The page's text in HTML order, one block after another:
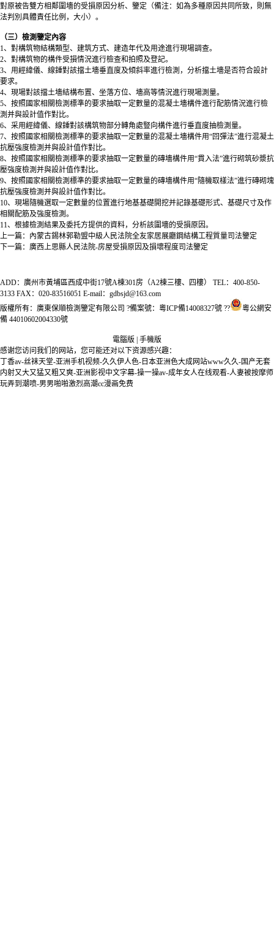
對原被告雙方相鄰圍墻的受損原因分析、鑒定（備注：如為多種原因共同所致，則無
法判別具體責任比例，大小）。
（三）檢測鑒定內容
1、對構筑物結構類型、建筑方式、建造年代及用途進行現場調查。
2、對構筑物的構件受損情況進行檢查和拍照及登記。
3、用經緯儀、線錘對該擋土墻垂直度及傾斜率進行檢測，分析擋土墻是否符合設計
要求。
4、現場對該擋土墻結構布置、坐落方位、墻高等情況進行現場測量。
5、按照國家相關檢測標準的要求抽取一定數量的混凝土墻構件進行配筋情況進行檢
測并與設計值作對比。
6、采用經緯儀、線錘對該構筑物部分轉角處豎向構件進行垂直度抽檢測量。
7、按照國家相關檢測標準的要求抽取一定數量的混凝土墻構件用“回彈法”進行混凝土
抗壓強度檢測并與設計值作對比。
8、按照國家相關檢測標準的要求抽取一定數量的磚墻構件用“貫入法”進行砌筑砂漿抗
壓強度檢測并與設計值作對比。
9、按照國家相關檢測標準的要求抽取一定數量的磚墻構件用“隨機取樣法”進行磚砌塊
抗壓強度檢測并與設計值作對比。
10、現場隨機選取一定數量的位置進行地基基礎開挖并記錄基礎形式、基礎尺寸及作
相關配筋及強度檢測。
11、根據檢測結果及委托方提供的資料，分析該圍墻的受損原因。
上一篇： 內蒙古錫林郭勒盟中級人民法院全友家居展廳鋼結構工程質量司法鑒定
下一篇： 廣西上思縣人民法院-房屋受損原因及損壞程度司法鑒定
ADD：廣州市黃埔區西成中街17號A棟301房（A2棟三樓、四樓） TEL：400-850-
3133 FAX：020-83516051 E-mail：gdbsjd@163.com
版權所有：廣東保順檢測鑒定有限公司 ?備案號： 粵ICP備14008327號 ??
粵公網安
備 44010602004330號
電腦版
手機版
感谢您访问我们的网站，您可能还对以下资源感兴趣：
丁香av-丝袜天堂-亚洲手机视频-久久伊人色-日本亚洲色大成网站www久久-国产无套
内射又大又猛又粗又爽-亚洲影视中文字幕-操一操av-成年女人在线观看-人妻被按摩师
玩弄到潮喷-男男啪啪激烈高潮cc漫画免费